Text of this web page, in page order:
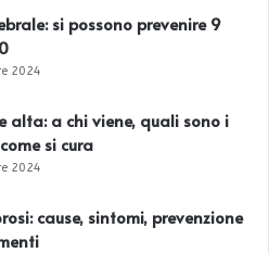
si possono prevenire 9
2024
alta: a chi viene, quali sono i
si cura
2024
cause, sintomi, prevenzione